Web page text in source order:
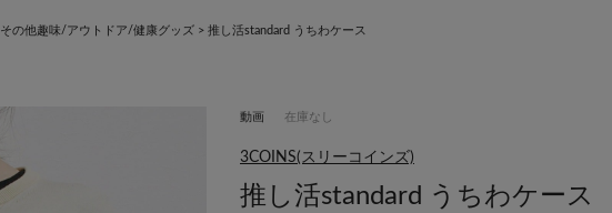
その他趣味/アウトドア/健康グッズ > 推し活standard うちわケース
動画 在庫なし
3COINS(スリーコインズ)
推し活standard うちわケース